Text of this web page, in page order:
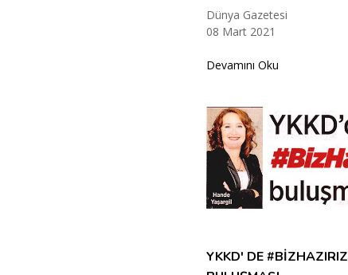
Dünya Gazetesi
08 Mart 2021
Devamını Oku
YKKD' DE #BİZHAZIRIZ